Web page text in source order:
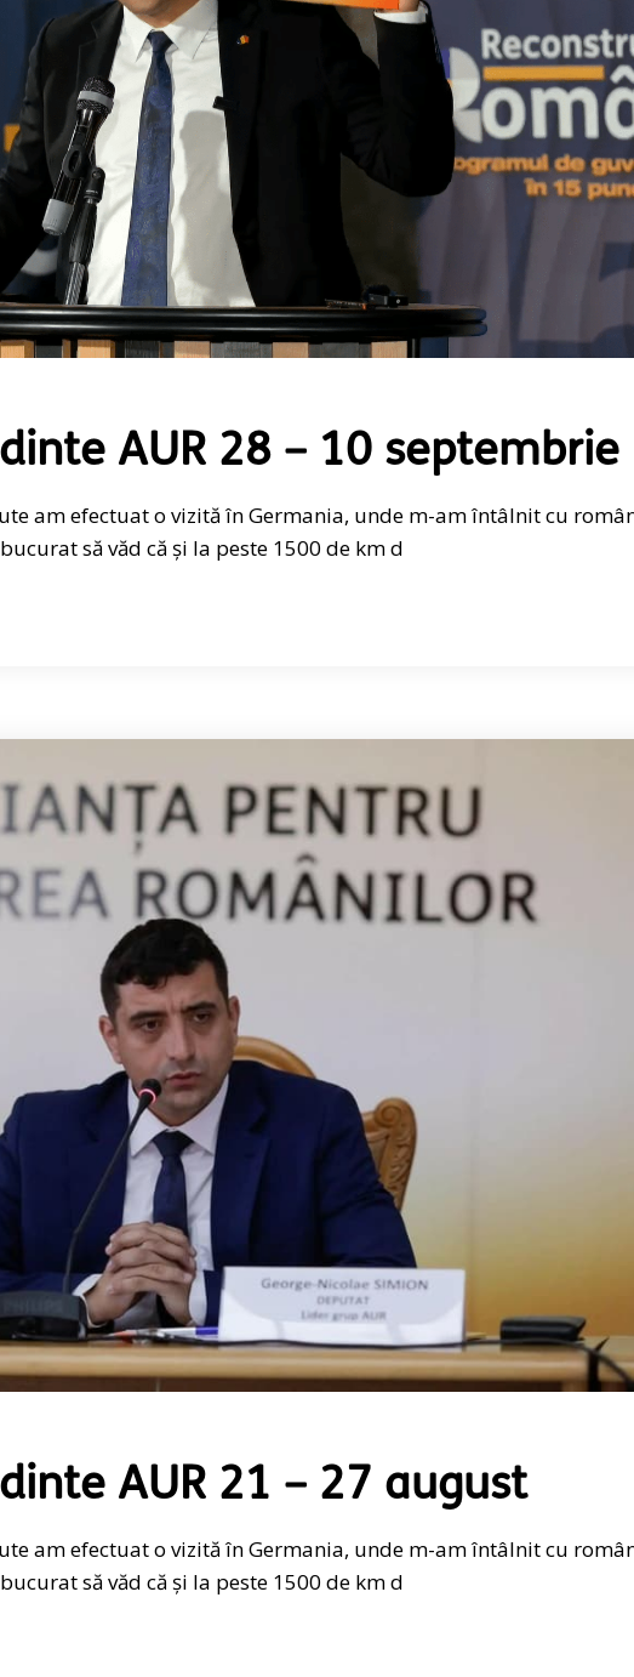
AUR 28 – 10 septembrie
am efectuat o vizită în Germania, unde m-am întâlnit cu
să văd că și la peste 1500 de km d
AUR 21 – 27 august
am efectuat o vizită în Germania, unde m-am întâlnit cu
să văd că și la peste 1500 de km d